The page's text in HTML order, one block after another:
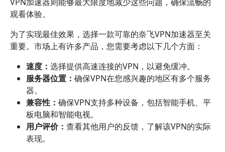
观看体验。
为了实现最佳效果，选择一款可靠的奈飞VPN加速器至关
重要。市场上有许多产品，您需要考虑以下几个方面：
速度： 选择提供高速连接的VPN，以避免缓冲。
服务器位置： 确保VPN在您感兴趣的地区有多个服务
器。
兼容性： 确保VPN支持多种设备，包括智能手机、平
板电脑和智能电视。
用户评价： 查看其他用户的反馈，了解该VPN的实际
表现。